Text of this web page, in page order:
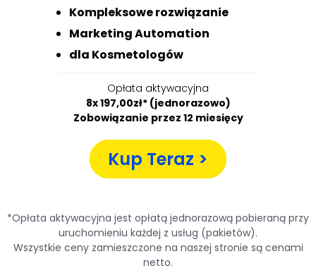
Kompleksowe rozwiązanie
Marketing Automation
dla Kosmetologów
Opłata aktywacyjna
8x 197,00zł* (jednorazowo)
Zobowiązanie przez 12 miesięcy
Kup Teraz >
*Opłata aktywacyjna jest opłatą jednorazową pobieraną przy
uruchomieniu każdej z usług (pakietów).
Wszystkie ceny zamieszczone na naszej stronie są cenami
netto.